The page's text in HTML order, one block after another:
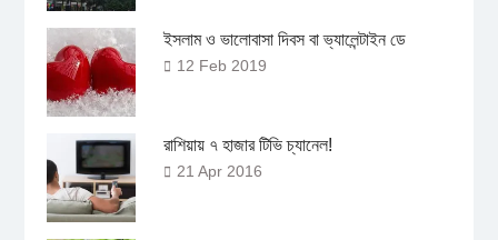
ইসলাম ও ভালোবাসা দিবস বা ভ্যালেন্টাইন ডে
12 Feb 2019
রাশিয়ায় ৭ হাজার টিভি চ্যানেল!
21 Apr 2016